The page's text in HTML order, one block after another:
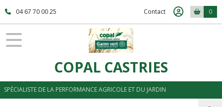
04 67 70 00 25 Contact 0
COPAL CASTRIES
SPÉCIALISTE DE LA PERFORMANCE AGRICOLE ET DU JARDIN